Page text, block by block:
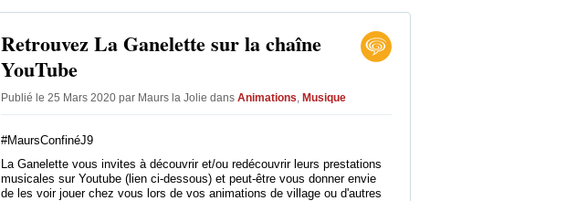
Retrouvez La Ganelette sur la chaîne
YouTube
Publié le 25 Mars 2020 par Maurs la Jolie dans Animations, Musique
#MaursConfinéJ9
La Ganelette vous invites à découvrir et/ou redécouvrir leurs prestations
musicales sur Youtube (lien ci-dessous) et peut-être vous donner envie
de les voir jouer chez vous lors de vos animations de village ou d'autres